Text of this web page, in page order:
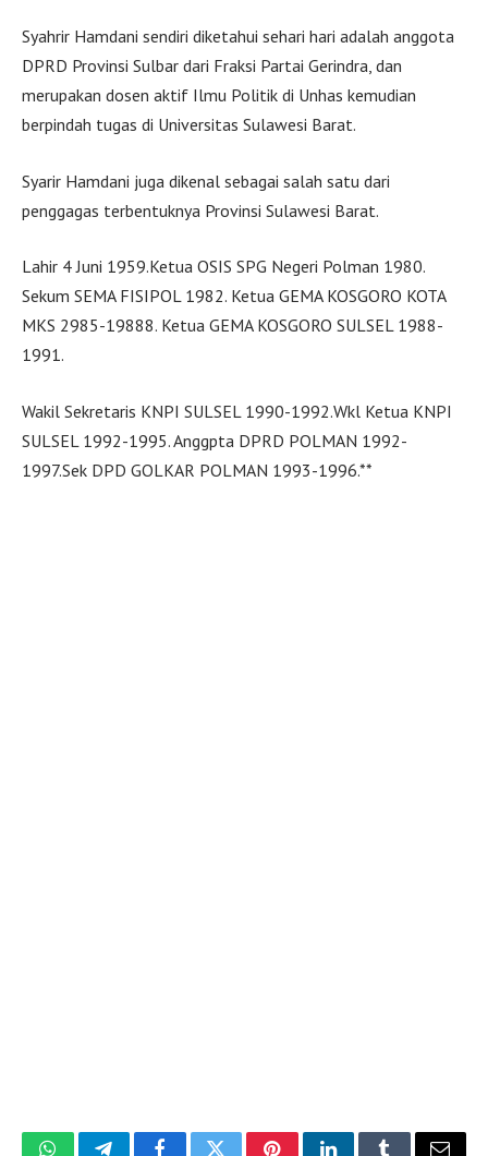
Syahrir Hamdani sendiri diketahui sehari hari adalah anggota
DPRD Provinsi Sulbar dari Fraksi Partai Gerindra, dan
merupakan dosen aktif Ilmu Politik di Unhas kemudian
berpindah tugas di Universitas Sulawesi Barat.
Syarir Hamdani juga dikenal sebagai salah satu dari
penggagas terbentuknya Provinsi Sulawesi Barat.
Lahir 4 Juni 1959.Ketua OSIS SPG Negeri Polman 1980.
Sekum SEMA FISIPOL 1982. Ketua GEMA KOSGORO KOTA
MKS 2985-19888. Ketua GEMA KOSGORO SULSEL 1988-
1991.
Wakil Sekretaris KNPI SULSEL 1990-1992.Wkl Ketua KNPI
SULSEL 1992-1995. Anggpta DPRD POLMAN 1992-
1997.Sek DPD GOLKAR POLMAN 1993-1996.**